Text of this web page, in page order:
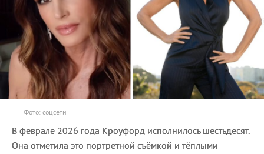
Фото: соцсети
В феврале 2026 года Кроуфорд исполнилось шестьдесят.
Она отметила это портретной съёмкой и тёплыми